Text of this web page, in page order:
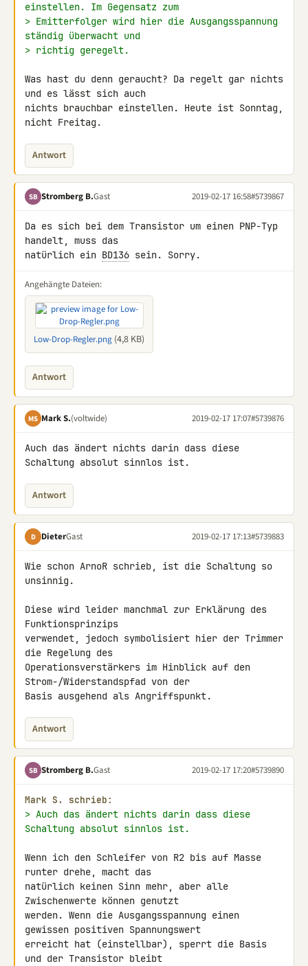
einstellen. Im Gegensatz zum
> Emitterfolger wird hier die Ausgangsspannung
ständig überwacht und
> richtig geregelt.
Was hast du denn geraucht? Da regelt gar nichts
und es lässt sich auch
nichts brauchbar einstellen. Heute ist Sonntag,
nicht Freitag.
Antwort
SB Stromberg B.Gast 2019-02-17 16:58#5739867
Da es sich bei dem Transistor um einen PNP-Typ
handelt, muss das
natürlich ein BD136 sein. Sorry.
Angehängte Dateien:
Low-Drop-Regler.png (4,8 KB)
Antwort
MS Mark S.(voltwide) 2019-02-17 17:07#5739876
Auch das ändert nichts darin dass diese
Schaltung absolut sinnlos ist.
Antwort
D DieterGast 2019-02-17 17:13#5739883
Wie schon ArnoR schrieb, ist die Schaltung so
unsinnig.
Diese wird leider manchmal zur Erklärung des
Funktionsprinzips
verwendet, jedoch symbolisiert hier der Trimmer
die Regelung des
Operationsverstärkers im Hinblick auf den
Strom-/Widerstandspfad von der
Basis ausgehend als Angriffspunkt.
Antwort
SB Stromberg B.Gast 2019-02-17 17:20#5739890
Mark S. schrieb:
> Auch das ändert nichts darin dass diese
Schaltung absolut sinnlos ist.
Wenn ich den Schleifer von R2 bis auf Masse
runter drehe, macht das
natürlich keinen Sinn mehr, aber alle
Zwischenwerte können genutzt
werden. Wenn die Ausgangsspannung einen
gewissen positiven Spannungswert
erreicht hat (einstellbar), sperrt die Basis
und der Transistor bleibt